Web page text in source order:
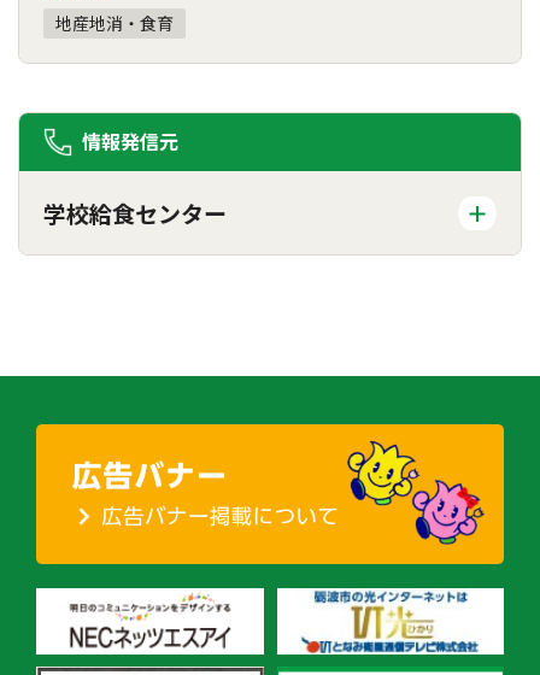
地産地消・食育
情報発信元
学校給食センター